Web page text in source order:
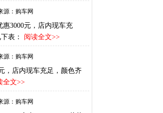
源：购车网
3000元，店内现车充
表：
阅读全文>>
源：购车网
，店内现车充足，颜色齐
全文>>
源：购车网